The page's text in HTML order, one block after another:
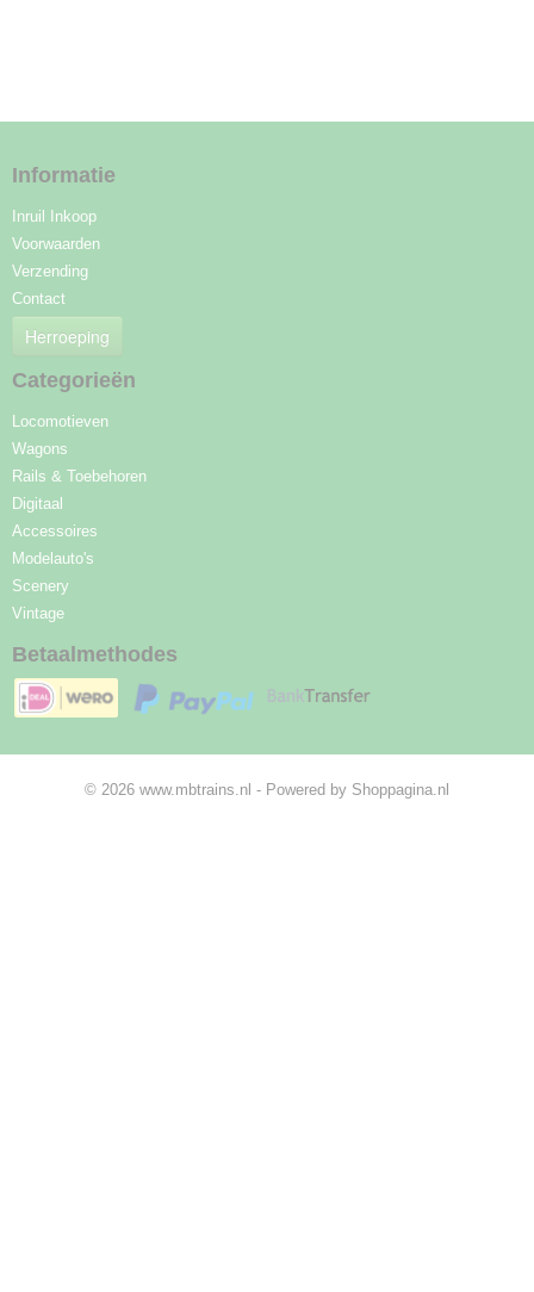
Informatie
Inruil Inkoop
Voorwaarden
Verzending
Contact
Herroeping
Categorieën
Locomotieven
Wagons
Rails & Toebehoren
Digitaal
Accessoires
Modelauto's
Scenery
Vintage
Betaalmethodes
© 2026 www.mbtrains.nl - Powered by Shoppagina.nl